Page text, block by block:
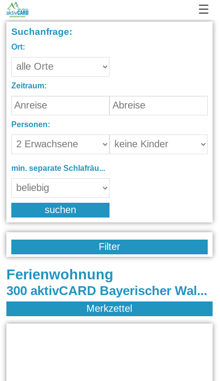
☰
Suchanfrage:
Ort:
Zeitraum:
Personen:
min. separate Schlafräume:
suchen
Filter
Ferienwohnung
300 aktivCARD Bayerischer Wald Ferienwohnungen in Zwiesel, Freyung, Bodenmais, Drachselsried, Sankt Englmar, Riedlhütte, Schöfweg / Langfurth, Achslach, Grafenau, Rinchnach , Kirchberg im Wald, Bayerisch Eisenstein, Hohenau, Regen, Arnbruck, Obernzell, Arrach, Schönberg, Schöfweg, Lam, Frauenau, Mauth, Philippsreut, Sankt Englmar , Haibach-Elisabethszell, Bischofsmais, Waldmünchen, Kollnburg, Neuschönau, Ruhmannsfelden, Viechtach, Prackenbach, Lindberg, Eppenschlag, Eppenschlag/ Wolfertschlag, Sankt Oswald, Windberg, Hohenwarth, St. Oswald, Rinchnach, Neukirchen, Sankt Oswald-Riedlhütte, Hauzenberg, Neureichenau, Zachenberg, Langdorf, Waldkirchen, Thurmansbang, Falkenfels, Ascha
Merkzettel